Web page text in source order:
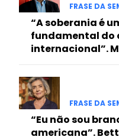
FRASE DA
“A soberania é
fundamental do
internacional”.
FRASE DA
“Eu não sou
americana”.